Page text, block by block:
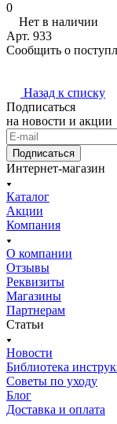
0
Нет в наличии
Арт. 933
Сообщить о
Назад к списку
Подписаться
на новости и акции
Подписаться
Интернет-магазин
Каталог
Акции
Компания
О компании
Отзывы
Реквизиты
Магазины
Партнерам
Статьи
Новости
Библиотека
Советы по уходу
Блог
Доставка и оплата